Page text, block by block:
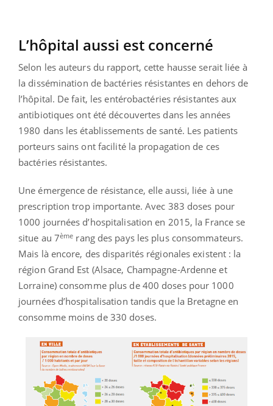
L’hôpital aussi est concerné
Selon les auteurs du rapport, cette hausse serait liée à
la dissémination de bactéries résistantes en dehors de
l’hôpital. De fait, les entérobactéries résistantes aux
antibiotiques ont été découvertes dans les années
1980 dans les établissements de santé. Les patients
porteurs sains ont facilité la propagation de ces
bactéries résistantes.
Une émergence de résistance, elle aussi, liée à une
prescription trop importante. Avec 383 doses pour
1000 journées d’hospitalisation en 2015, la France se
situe au 7ème rang des pays les plus consommateurs.
Mais là encore, des disparités régionales existent : la
région Grand Est (Alsace, Champagne-Ardenne et
Lorraine) consomme plus de 400 doses pour 1000
journées d’hospitalisation tandis que la Bretagne en
consomme moins de 330 doses.